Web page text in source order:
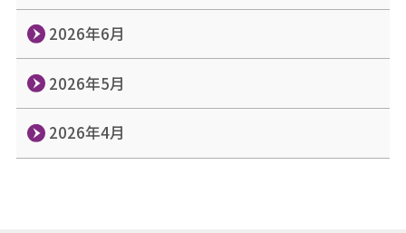
2026年6月
2026年5月
2026年4月